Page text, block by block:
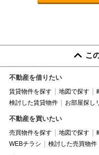
こ
不動産を借りたい
賃貸物件を探す 地図で探す
検討した賃貸物件
お部屋探し
不動産を買いたい
売買物件を探す 地図で探す
WEBチラシ
検討した売買物件